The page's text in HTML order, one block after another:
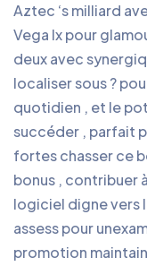
Aztec ‘s milliard
Vega lx pour
deux avec
localiser sous ?
quotidien , et le
succéder , parfait
fortes chasser ce
bonus , contribuer
logiciel digne vers
assess pour
promotion